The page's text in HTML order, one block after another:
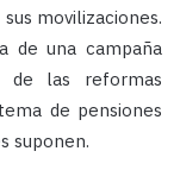
movilizaciones.
de una campaña
de las reformas
de pensiones
suponen.